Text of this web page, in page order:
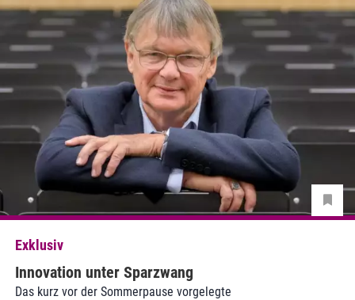
Exklusiv
Innovation unter Sparzwang
Das kurz vor der Sommerpause vorgelegte